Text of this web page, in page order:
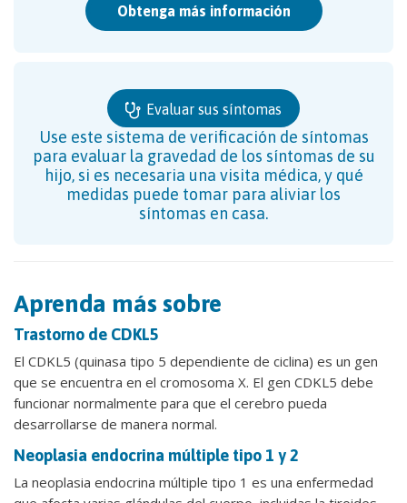
Obtenga más información
Evaluar sus síntomas
Use este sistema de verificación de síntomas
para evaluar la gravedad de los síntomas de su
hijo, si es necesaria una visita médica, y qué
medidas puede tomar para aliviar los
síntomas en casa.
Aprenda más sobre
Trastorno de CDKL5
El CDKL5 (quinasa tipo 5 dependiente de ciclina) es un gen
que se encuentra en el cromosoma X. El gen CDKL5 debe
funcionar normalmente para que el cerebro pueda
desarrollarse de manera normal.
Neoplasia endocrina múltiple tipo 1 y 2
La neoplasia endocrina múltiple tipo 1 es una enfermedad